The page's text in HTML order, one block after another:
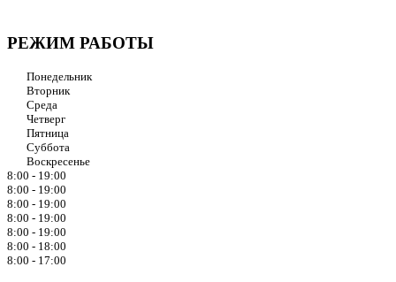
РЕЖИМ РАБОТЫ
Понедельник
Вторник
Среда
Четверг
Пятница
Суббота
Воскресенье
8:00 - 19:00
8:00 - 19:00
8:00 - 19:00
8:00 - 19:00
8:00 - 19:00
8:00 - 18:00
8:00 - 17:00